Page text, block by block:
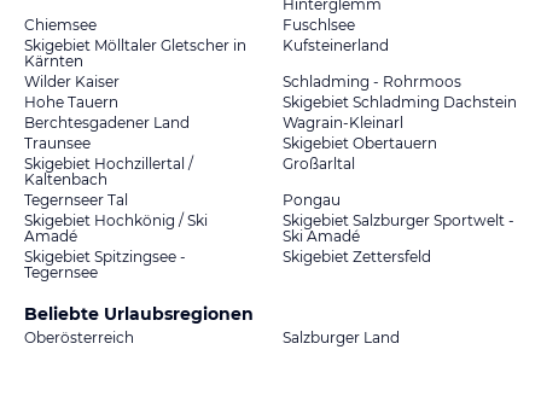
Hinterglemm
Chiemsee
Fuschlsee
Skigebiet Mölltaler Gletscher in
Kärnten
Kufsteinerland
Wilder Kaiser
Schladming - Rohrmoos
Hohe Tauern
Skigebiet Schladming Dachstein
Berchtesgadener Land
Wagrain-Kleinarl
Traunsee
Skigebiet Obertauern
Skigebiet Hochzillertal /
Kaltenbach
Großarltal
Tegernseer Tal
Pongau
Skigebiet Hochkönig / Ski
Amadé
Skigebiet Salzburger Sportwelt -
Ski Amadé
Skigebiet Spitzingsee -
Tegernsee
Skigebiet Zettersfeld
Beliebte Urlaubsregionen
Oberösterreich Salzburger Land